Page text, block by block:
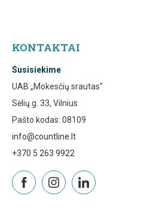
KONTAKTAI
Susisiekime
UAB „Mokesčių srautas“
Sėlių g. 33, Vilnius
Pašto kodas: 08109
info@countline.lt
+370 5 263 9922